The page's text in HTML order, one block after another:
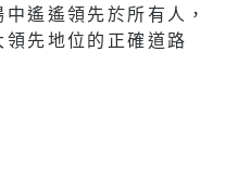
遙遙領先於所有人，
先地位的正確道路